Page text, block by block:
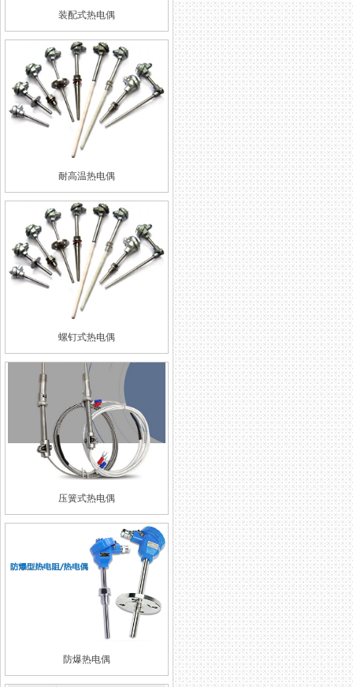
装配式热电偶
耐高温热电偶
螺钉式热电偶
压簧式热电偶
防爆热电偶